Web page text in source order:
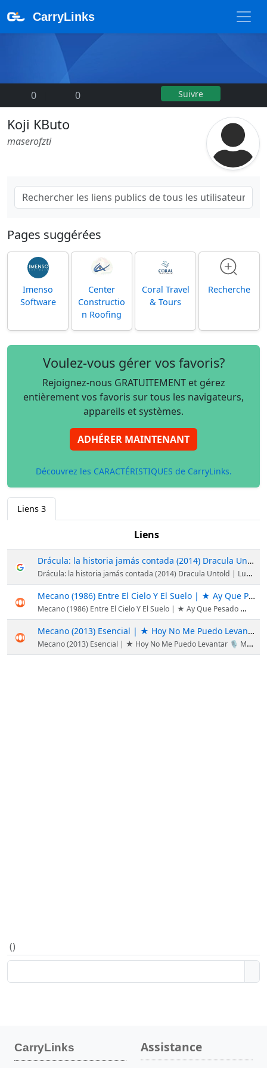
CarryLinks
0 0 Suivre
Koji KButo
maserofzti
Pages suggérées
Imenso
Software
Center
Constructio
n Roofing
Coral Travel
& Tours
Recherche
Voulez-vous gérer vos favoris?
Rejoignez-nous GRATUITEMENT et gérez
entièrement vos favoris sur tous les navigateurs,
appareils et systèmes.
ADHÉRER MAINTENANT
Découvrez les CARACTÉRISTIQUES de CarryLinks.
Liens 3
Liens
Drácula: la historia jamás contada (2014) Dracula Untold | Luke Evans, Sarah Gadon, Dominic Cooper, Art Parkinson, Charles Dance,...
Drácula: la historia jamás contada (2014) Dracula Untold | Luke Evans, Sarah Gadon, Dominic Cooper, Art Parkinson, Charles Dance,...
Mecano (1986) Entre El Cielo Y El Suelo | ★ Ay Que Pesado 🎙 Mecano/ Ana Torroja ★ Angel 🎙 Mecano/ Ana Torroja ★ Hijo De La Luna 🎙...
Mecano (1986) Entre El Cielo Y El Suelo | ★ Ay Que Pesado 🎙 Mecano/ Ana Torroja ★ Angel 🎙 Mecano/ Ana Torroja ★ Hijo De La Luna 🎙...
Mecano (2013) Esencial | ★ Hoy No Me Puedo Levantar 🎙 Mecano/ Ana Torroja ★ Cruz De Navajas 🎙 Mecano/ Ana Torroja ★ Japon 🎙 Mecano...
Mecano (2013) Esencial | ★ Hoy No Me Puedo Levantar 🎙 Mecano/ Ana Torroja ★ Cruz De Navajas 🎙 Mecano/ Ana Torroja ★ Japon 🎙 Mecano...
()
CarryLinks Assistance